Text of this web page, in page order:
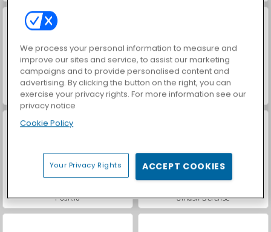
Let's Fish! Vex X3M 3
Push.io Smash Defense
We process your personal information to measure and
improve our sites and service, to assist our marketing
campaigns and to provide personalised content and
advertising. By clicking the button on the right, you can
exercise your privacy rights. For more information see our
privacy notice
Cookie Policy
Your Privacy Rights ACCEPT COOKIES